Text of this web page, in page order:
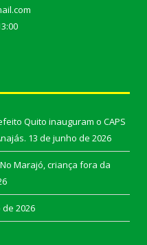
Quito inauguram o CAPS
13 de junho de 2026
“No Marajó, criança fora da
2026